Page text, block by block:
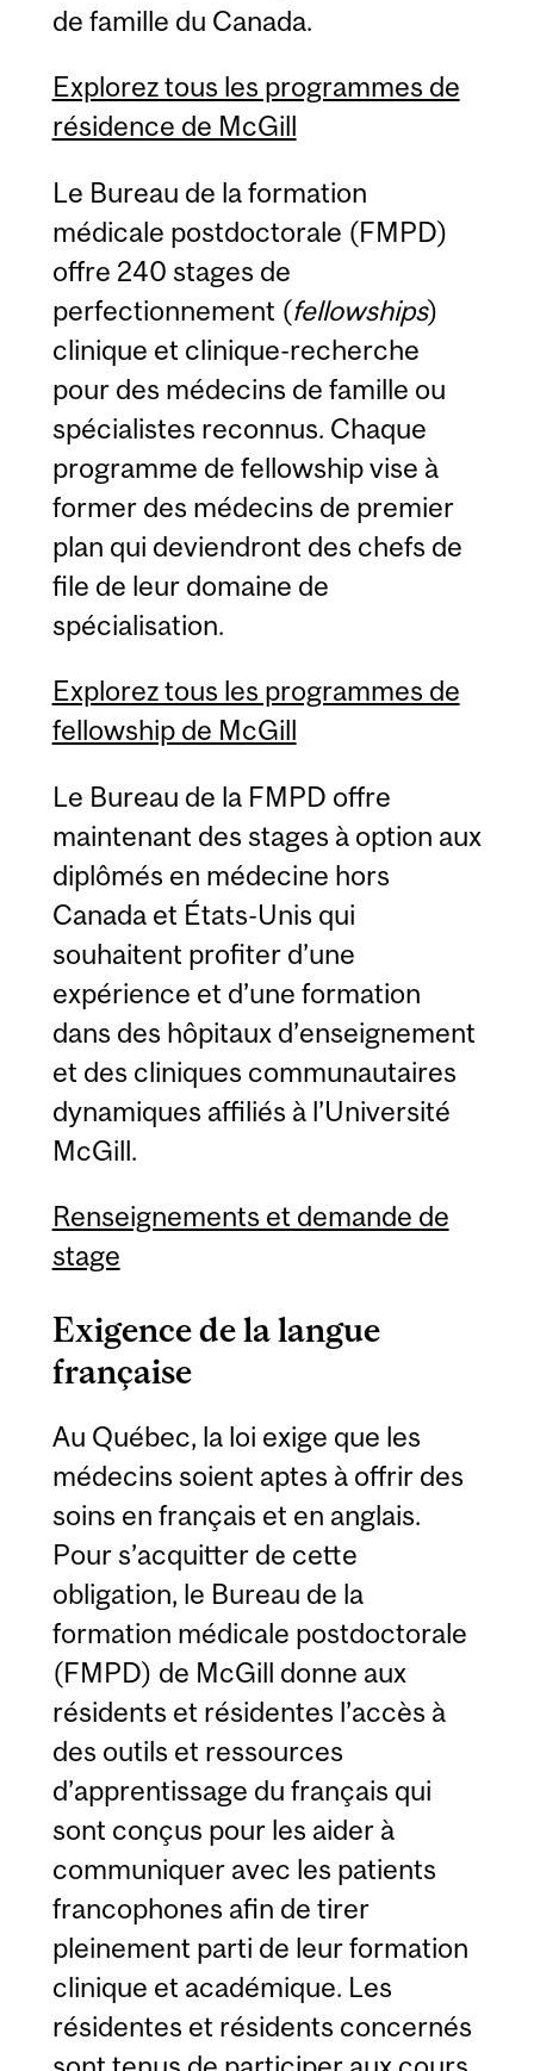
de famille du Canada.
Explorez tous les programmes de
résidence de McGill
Le Bureau de la formation
médicale postdoctorale (FMPD)
offre 240 stages de
perfectionnement (fellowships)
clinique et clinique-recherche
pour des médecins de famille ou
spécialistes reconnus. Chaque
programme de fellowship vise à
former des médecins de premier
plan qui deviendront des chefs de
file de leur domaine de
spécialisation.
Explorez tous les programmes de
fellowship de McGill
Le Bureau de la FMPD offre
maintenant des stages à option aux
diplômés en médecine hors
Canada et États-Unis qui
souhaitent profiter d’une
expérience et d’une formation
dans des hôpitaux d’enseignement
et des cliniques communautaires
dynamiques affiliés à l’Université
McGill.
Renseignements et demande de
stage
Exigence de la langue
française
Au Québec, la loi exige que les
médecins soient aptes à offrir des
soins en français et en anglais.
Pour s’acquitter de cette
obligation, le Bureau de la
formation médicale postdoctorale
(FMPD) de McGill donne aux
résidents et résidentes l’accès à
des outils et ressources
d’apprentissage du français qui
sont conçus pour les aider à
communiquer avec les patients
francophones afin de tirer
pleinement parti de leur formation
clinique et académique. Les
résidentes et résidents concernés